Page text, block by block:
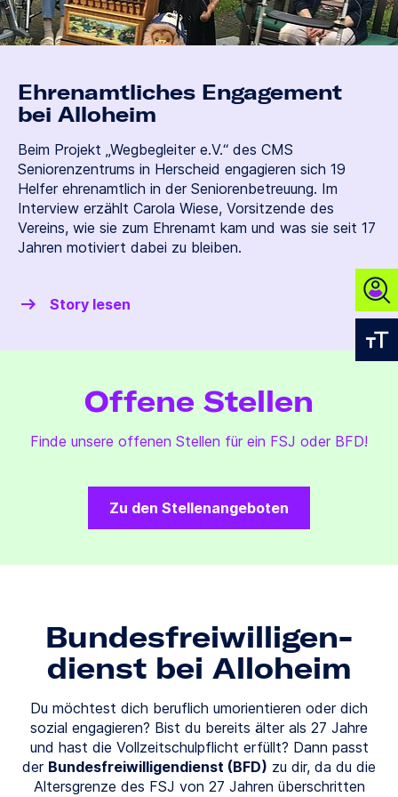
Ehrenamtliches Engagement
bei Alloheim
Beim Projekt „Wegbegleiter e.V.“ des CMS
Seniorenzentrums in Herscheid engagieren sich 19
Helfer ehrenamtlich in der Seniorenbetreuung. Im
Interview erzählt Carola Wiese, Vorsitzende des
Vereins, wie sie zum Ehrenamt kam und was sie seit 17
Jahren motiviert dabei zu bleiben.
Story lesen
Offene Stellen
Finde unsere offenen Stellen für ein FSJ oder BFD!
Zu den Stellenangeboten
Bundes­freiwilligen­
dienst bei Alloheim
Du möchtest dich beruflich umorientieren oder dich
sozial engagieren? Bist du bereits älter als 27 Jahre
und hast die Vollzeitschulpflicht erfüllt? Dann passt
der Bundesfreiwilligendienst (BFD) zu dir, da du die
Altersgrenze des FSJ von 27 Jahren überschritten